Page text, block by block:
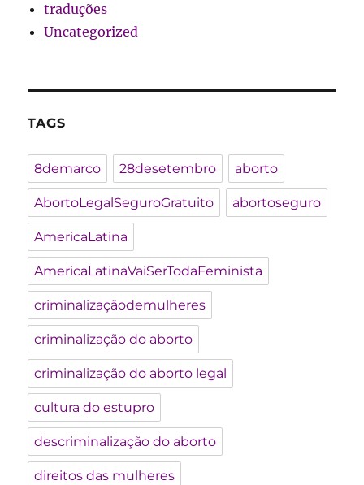
traduções
Uncategorized
TAGS
8demarco 28desetembro aborto
AbortoLegalSeguroGratuito abortoseguro
AmericaLatina
AmericaLatinaVaiSerTodaFeminista
criminalizaçãodemulheres
criminalização do aborto
criminalização do aborto legal
cultura do estupro
descriminalização do aborto
direitos das mulheres